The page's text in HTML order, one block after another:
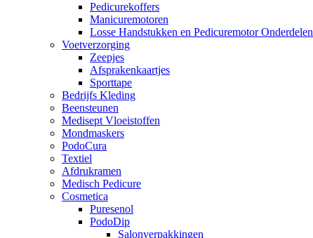
Pedicurekoffers
Manicuremotoren
Losse Handstukken en Pedicuremotor Onderdelen
Voetverzorging
Zeepjes
Afsprakenkaartjes
Sporttape
Bedrijfs Kleding
Beensteunen
Medisept Vloeistoffen
Mondmaskers
PodoCura
Textiel
Afdrukramen
Medisch Pedicure
Cosmetica
Puresenol
PodoDip
Salonverpakkingen